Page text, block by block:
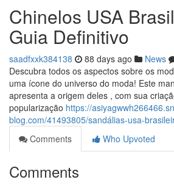
Chinelos USA
Guia Definitivo
saadfxxk384138 88 days ago News
Descubra todos os aspectos sobre os
uma ícone do universo do moda! Este
apresenta a origem deles , com sua
popularização https://
blog.com/41493805/sandálias-usa-
Comments
Who Upvoted
Comments